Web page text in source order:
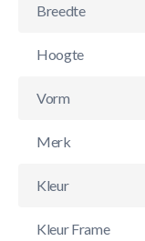
Breedte
Hoogte
Vorm
Merk
Kleur
Kleur Frame